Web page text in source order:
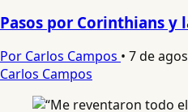
Pasos por Corinthians y
Por Carlos Campos • 7 de
Carlos Campos